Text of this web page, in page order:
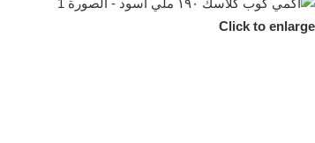
Click to enlarge